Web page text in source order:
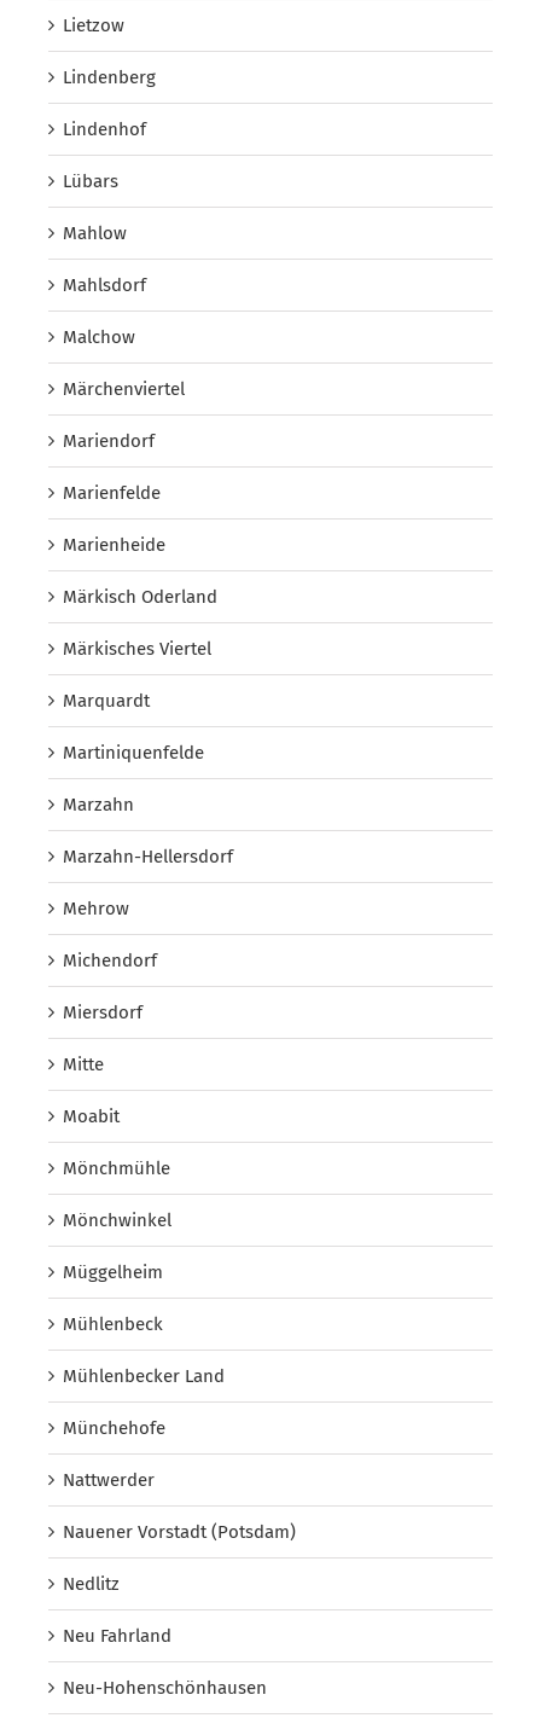
Lietzow
Lindenberg
Lindenhof
Lübars
Mahlow
Mahlsdorf
Malchow
Märchenviertel
Mariendorf
Marienfelde
Marienheide
Märkisch Oderland
Märkisches Viertel
Marquardt
Martiniquenfelde
Marzahn
Marzahn-Hellersdorf
Mehrow
Michendorf
Miersdorf
Mitte
Moabit
Mönchmühle
Mönchwinkel
Müggelheim
Mühlenbeck
Mühlenbecker Land
Münchehofe
Nattwerder
Nauener Vorstadt (Potsdam)
Nedlitz
Neu Fahrland
Neu-Hohenschönhausen